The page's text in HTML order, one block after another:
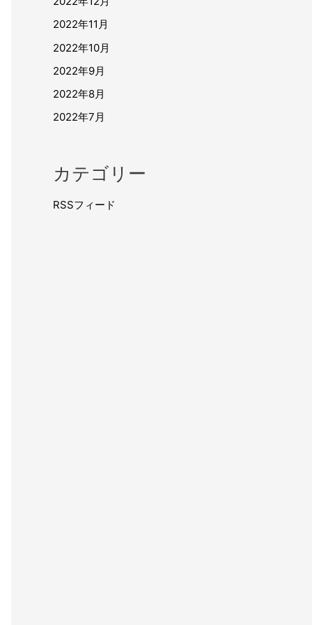
2022年11月
2022年10月
2022年9月
2022年8月
2022年7月
カテゴリー
RSSフィード